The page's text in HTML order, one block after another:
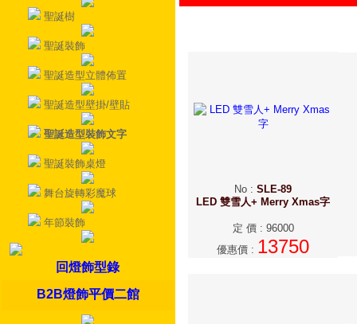
聖誕樹
聖誕裝飾
聖誕造型立體佈置
聖誕造型壁掛/壁貼
聖誕造型裝飾文字
聖誕裝飾桌燈
舞台旋轉彩魔球
年節裝飾
回燈飾型錄
B2B燈飾平價二館
No : SLE-89
LED 雙雪人+ Merry Xmas字
定 價: 96000
優惠價 : 13750